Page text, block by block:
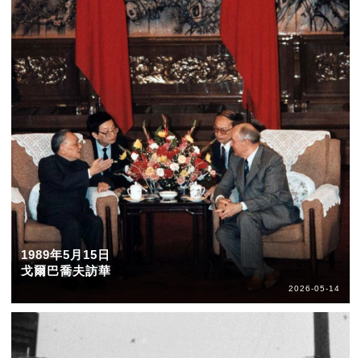
1989年5月15日
戈爾巴喬夫訪華
2026-05-14